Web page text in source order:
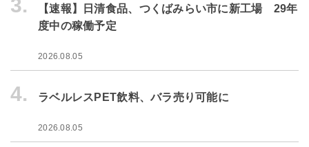
3.
【速報】日清食品、つくばみらい市に新工場 29年
度中の稼働予定
2026.08.05
4. ラベルレスPET飲料、バラ売り可能に
2026.08.05